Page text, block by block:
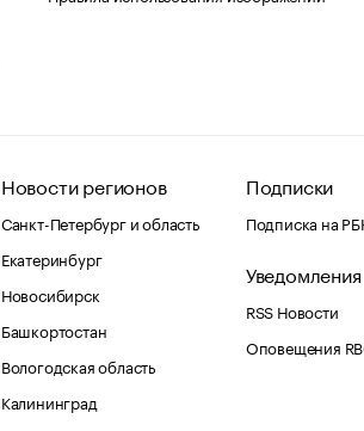
Новости регионов
Санкт-Петербург и область
Екатеринбург
Новосибирск
Башкортостан
Вологодская область
Калининград
Подписки
Подписка на
Уведомления
RSS Новости
Оповещения